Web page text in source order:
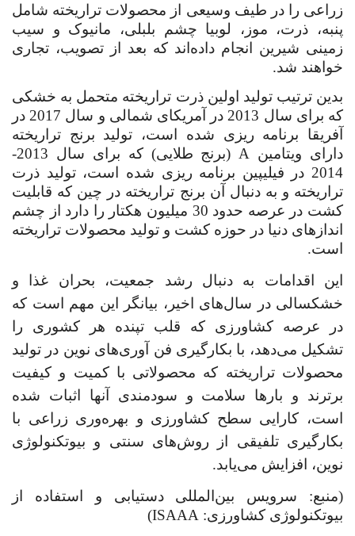
زراعی را در طیف وسیعی از محصولات تراریخته شامل
پنبه، ذرت، موز، لوبیا چشم بلبلی، مانیوک و سیب
زمینی شیرین انجام داده‌اند که بعد از تصویب، تجاری
خواهند شد.
بدین ترتیب تولید اولین ذرت تراریخته متحمل به خشکی
که برای سال 2013 در آمریکای شمالی و سال 2017 در
آفریقا برنامه ریزی شده است، تولید برنج تراریخته
دارای ویتامین
A
(برنج طلایی) که برای سال 2013-
2014 در فیلیپین برنامه ریزی شده است، تولید ذرت
تراریخته و به دنبال آن برنج تراریخته در چین که قابلیت
کشت در عرصه حدود 30 میلیون هکتار را دارد از چشم
اندازهای دنیا در حوزه کشت و تولید محصولات تراریخته
است.
این اقدامات به دنبال رشد جمعیت، بحران غذا و
خشکسالی در سال‌های اخیر، بیانگر این مهم است که
در عرصه کشاورزی که قلب تپنده هر کشوری را
تشکیل می‌دهد، با بکارگیری فن آوری‌های نوین در تولید
محصولات تراریخته که محصولاتی با کمیت و کیفیت
برترند و بارها سلامت و سودمندی آنها اثبات شده
است، کارایی سطح کشاورزی و بهره‌وری زراعی با
بکارگیری تلفیقی از روش‌های سنتی و بیوتکنولوژی
نوین، افزایش می‌یابد.
(منبع: سرویس بین‌المللی دستیابی و استفاده از
بیوتکنولوژی کشاورزی: ISAAA
)